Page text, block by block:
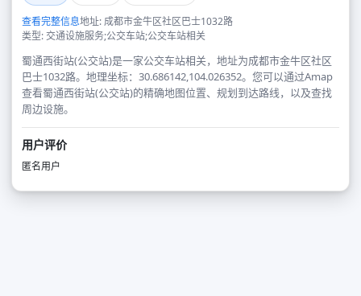
查看完整信息地址: 成都市金牛区社区巴士1032路
类型: 交通设施服务;公交车站;公交车站相关
蜀通西街站(公交站)是一家公交车站相关，地址为成都市金牛区社区
巴士1032路。地理坐标：30.686142,104.026352。您可以通过Amap
查看蜀通西街站(公交站)的精确地图位置、规划到达路线，以及查找
周边设施。
用户评价
匿名用户